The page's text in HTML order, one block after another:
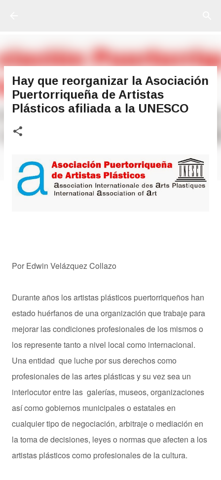
Hay que reorganizar la Asociación
Puertorriqueña de Artistas
Plásticos afiliada a la UNESCO
Por Edwin Velázquez Collazo
Durante años los artistas plásticos puertorriqueños han
estado huérfanos de una organización que trabaje para
mejorar las condiciones profesionales de los mismos o
los represente tanto a nivel local como internacional.
Una entidad que luche por sus derechos como
profesionales de las artes plásticas y su vez sea un
interlocutor entre las galerías, museos, organizaciones
así como gobiernos municipales o estatales en
cualquier tipo de negociación, arbitraje o mediación en
la toma de decisiones, leyes o normas que afecten a los
artistas plásticos como profesionales de la cultura.